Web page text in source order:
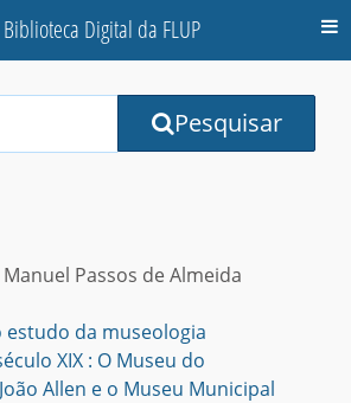
Biblioteca Digital da FLUP
Pesquisar
Passos de Almeida
da museologia
XIX : O Museu do
Allen e o Museu Municipal